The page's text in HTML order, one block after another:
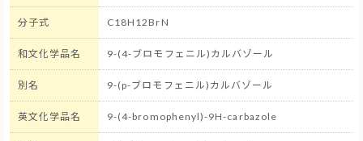
分子式 C18H12BrN
和文化学品名 9-(4-ブロモフェニル)カルバゾール
別名 9-(p-ブロモフェニル)カルバゾール
英文化学品名 9-(4-bromophenyl)-9H-carbazole